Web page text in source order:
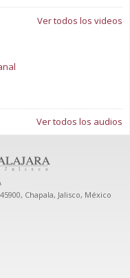
Ver todos los videos
Ver todos los audios
Chapala, Jalisco, México